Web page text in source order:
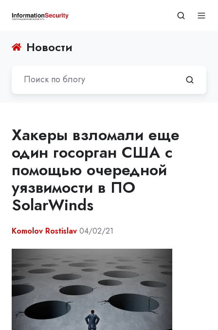
Новости
Хакеры взломали еще
один госорган США с
помощью очередной
уязвимости в ПО
SolarWinds
Komolov Rostislav 04/02/21